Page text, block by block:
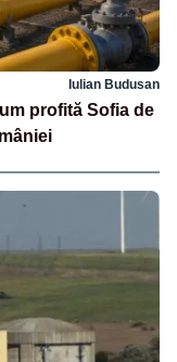
Iulian Budusan
profită Sofia de